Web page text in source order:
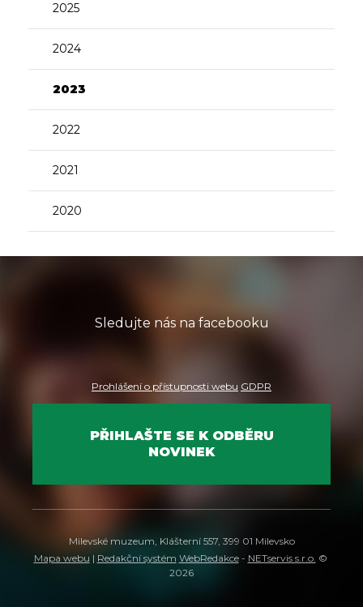
2025
2024
2023
2022
2021
2020
Sledujte nás na facebooku
Prohlášení o přístupnosti webu GDPR
PŘIHLAŠTE SE K ODBĚRU
NOVINEK
Milevské muzeum, Klášterní 557, 399 01 Milevsko
Mapa webu | Redakční systém WebRedakce- NETservis s.r.o. ©
2026